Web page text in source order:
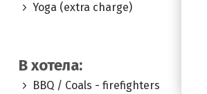
Yoga (extra charge)
В хотела:
BBQ / Coals - firefighters